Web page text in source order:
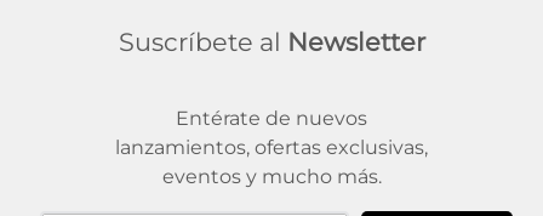
Suscríbete al Newsletter
Entérate de nuevos
lanzamientos, ofertas exclusivas,
eventos y mucho más.